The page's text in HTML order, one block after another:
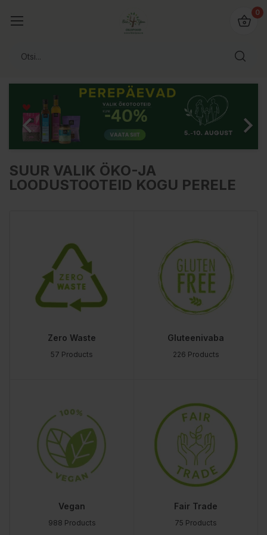
0
 
SUUR VALIK ÖKO-JA
LOODUSTOOTEID KOGU PERELE
Zero Waste
57 Products
Gluteenivaba
226 Products
Vegan
988 Products
Fair Trade
75 Products